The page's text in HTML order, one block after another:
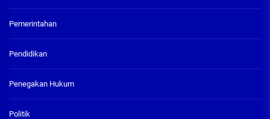
Pemerintahan
Pendidikan
Penegakan Hukum
Politik